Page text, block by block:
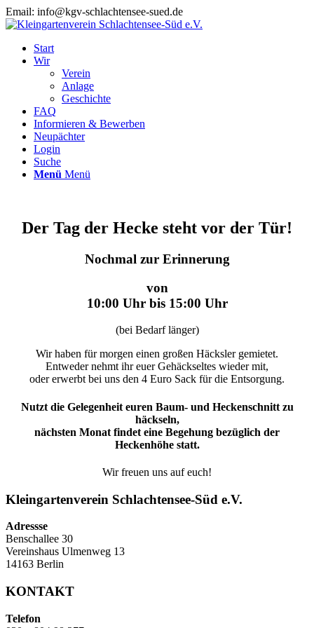
Email: info@kgv-schlachtensee-sued.de
Start
Wir
Verein
Anlage
Geschichte
FAQ
Informieren & Bewerben
Neupächter
Login
Suche
Menü Menü
Der Tag der Hecke steht vor der Tür!
Nochmal zur Erinnerung
von
10:00 Uhr bis 15:00 Uhr
(bei Bedarf länger)
Wir haben für morgen einen großen Häcksler gemietet.
Entweder nehmt ihr euer Gehäckseltes wieder mit,
oder erwerbt bei uns den 4 Euro Sack für die Entsorgung.
Nutzt die Gelegenheit euren Baum- und Heckenschnitt zu
häckseln,
nächsten Monat findet eine Begehung bezüglich der
Heckenhöhe statt.
Wir freuen uns auf euch!
Kleingartenverein Schlachtensee-Süd e.V.
Adressse
Benschallee 30
Vereinshaus Ulmenweg 13
14163 Berlin
KONTAKT
Telefon